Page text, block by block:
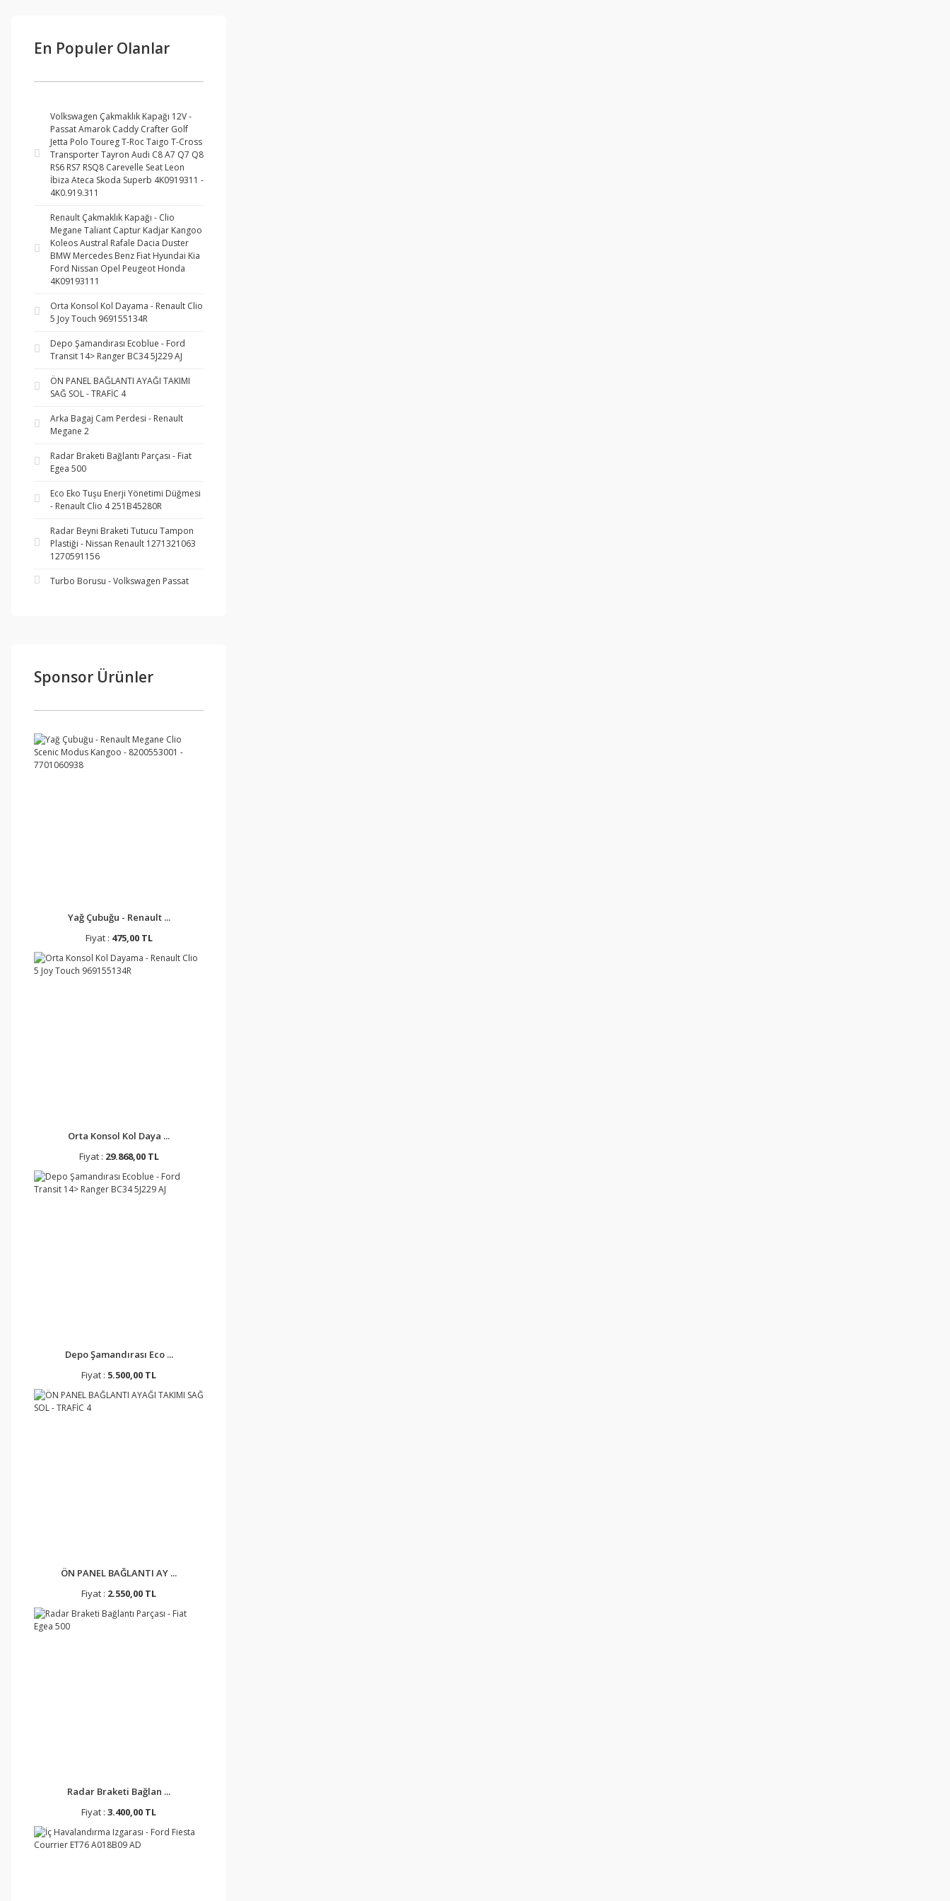
En Populer Olanlar
Volkswagen Çakmaklık Kapağı 12V -
Passat Amarok Caddy Crafter Golf
Jetta Polo Toureg T-Roc Taigo T-Cross
Transporter Tayron Audi C8 A7 Q7 Q8
RS6 RS7 RSQ8 Carevelle Seat Leon
İbiza Ateca Skoda Superb 4K0919311 -
4K0.919.311
Renault Çakmaklık Kapağı - Clio
Megane Taliant Captur Kadjar Kangoo
Koleos Austral Rafale Dacia Duster
BMW Mercedes Benz Fiat Hyundai Kia
Ford Nissan Opel Peugeot Honda
4K09193111
Orta Konsol Kol Dayama - Renault Clio
5 Joy Touch 969155134R
Depo Şamandırası Ecoblue - Ford
Transit 14> Ranger BC34 5J229 AJ
ÖN PANEL BAĞLANTI AYAĞI TAKIMI
SAĞ SOL - TRAFİC 4
Arka Bagaj Cam Perdesi - Renault
Megane 2
Radar Braketi Bağlantı Parçası - Fiat
Egea 500
Eco Eko Tuşu Enerji Yönetimi Düğmesi
- Renault Clio 4 251B45280R
Radar Beyni Braketi Tutucu Tampon
Plastiği - Nissan Renault 1271321063
1270591156
Turbo Borusu - Volkswagen Passat
Sponsor Ürünler
Yağ Çubuğu - Renault ...
Fiyat : 475,00 TL
Orta Konsol Kol Daya ...
Fiyat : 29.868,00 TL
Depo Şamandırası Eco ...
Fiyat : 5.500,00 TL
ÖN PANEL BAĞLANTI AY ...
Fiyat : 2.550,00 TL
Radar Braketi Bağlan ...
Fiyat : 3.400,00 TL